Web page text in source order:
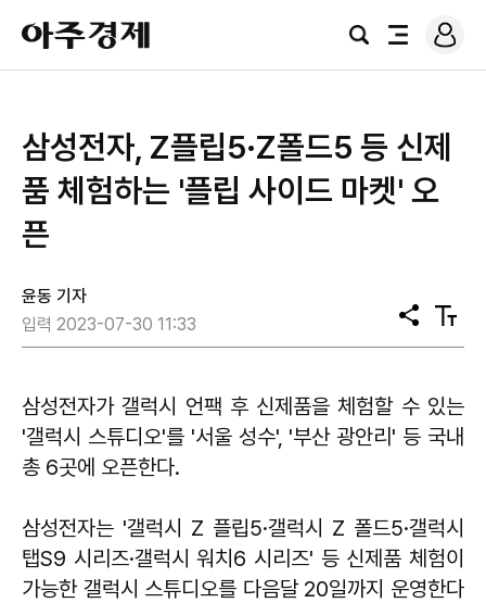
아
주
경
검
전
로
그
삼성전자, Z플립5·Z폴드5 등 신제
품 체험하는 '플립 사이드 마켓' 오
픈
윤동 기자
입력 2023-07-30 11:33
공
유
텍
스
기
삼성전자가 갤럭시 언팩 후 신제품을 체험할 수 있는
'갤럭시 스튜디오'를 '서울 성수', '부산 광안리' 등 국내
총 6곳에 오픈한다.
삼성전자는 '갤럭시 Z 플립5·갤럭시 Z 폴드5·갤럭시
탭S9 시리즈·갤럭시 워치6 시리즈' 등 신제품 체험이
가능한 갤럭시 스튜디오를 다음달 20일까지 운영한다